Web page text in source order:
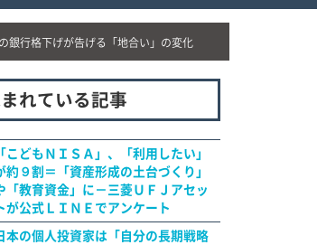
銀行格下げが告げる「地合い」の変化
れている記事
「こどもＮＩＳＡ」、「利用したい」
約９割＝「資産形成の土台づくり」
「教育資金」に－三菱ＵＦＪアセッ
が公式ＬＩＮＥでアンケート
本の個人投資家は「自分の長期戦略